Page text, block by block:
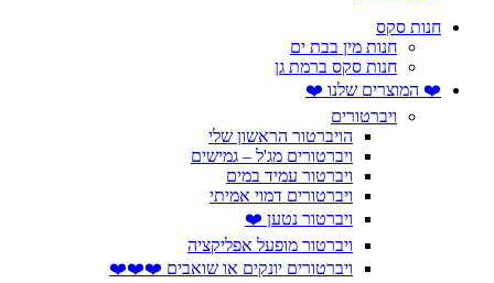
חנות סקס
חנות מין בבת ים
חנות סקס ברמת גן
❤️ המוצרים שלנו ❤️
ויברטורים
הויברטור הראשון שלי
ויברטורים מג'ל – גמישים
ויברטור עמיד במים
ויברטורים דמוי אמיתי
ויברטור נטען ❤️
ויברטור מופעל אפליקציה
ויברטורים יונקים או שואבים ❤️❤️❤️